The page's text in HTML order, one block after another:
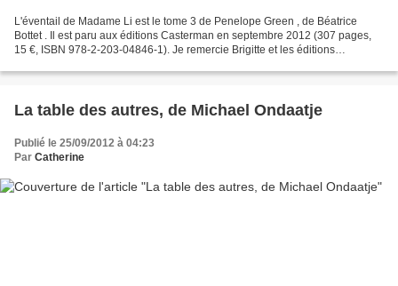
L'éventail de Madame Li est le tome 3 de Penelope Green , de Béatrice
Bottet . Il est paru aux éditions Casterman en septembre 2012 (307 pages,
15 €, ISBN 978-2-203-04846-1). Je remercie Brigitte et les éditions
La table des autres, de Michael Ondaatje
Publié le 25/09/2012 à 04:23
Par Catherine